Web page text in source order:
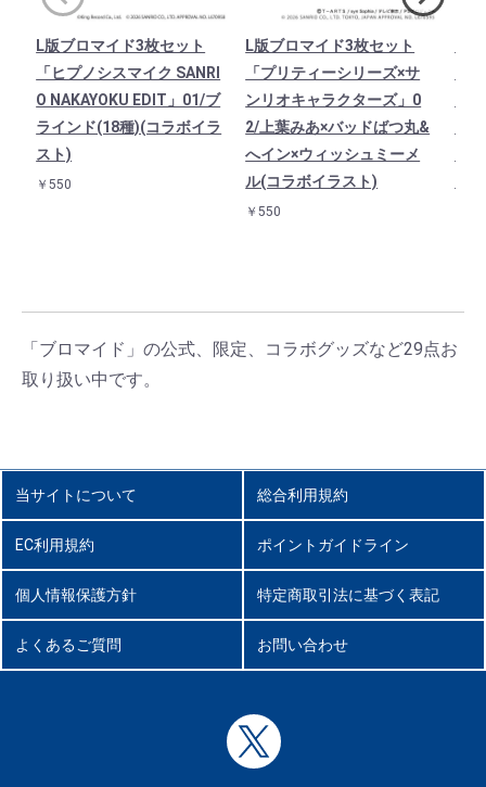
L版ブロマイド3枚セット
「ヒプノシスマイク SANRI
O NAKAYOKU EDIT」01/ブ
ラインド(18種)(コラボイラ
スト)
￥550
L版ブロマイド3枚セット
「プリティーシリーズ×サ
ンリオキャラクターズ」0
2/上葉みあ×バッドばつ丸&
へイン×ウィッシュミーメ
ル(コラボイラスト)
￥550
「ブロマイド」の公式、限定、コラボグッズなど29点お
取り扱い中です。
当サイトについて 総合利用規約
EC利用規約 ポイントガイドライン
個人情報保護方針 特定商取引法に基づく表記
よくあるご質問 お問い合わせ